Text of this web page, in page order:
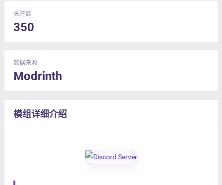
关注数
350
数据来源
Modrinth
模组详细介绍